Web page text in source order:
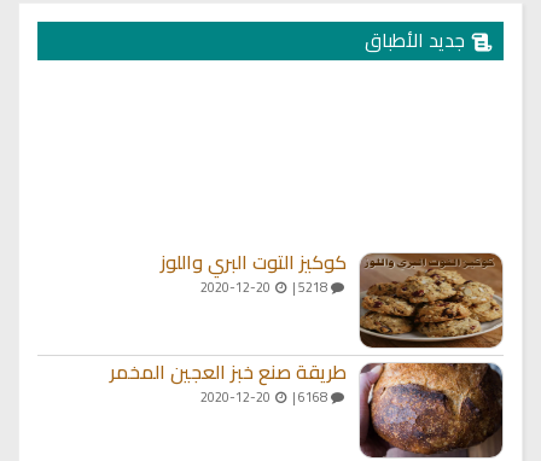
جديد الأطباق
كوكيز التوت البري واللوز
5218 |
طريقة صنع خبز العجين المخمر
6168 |